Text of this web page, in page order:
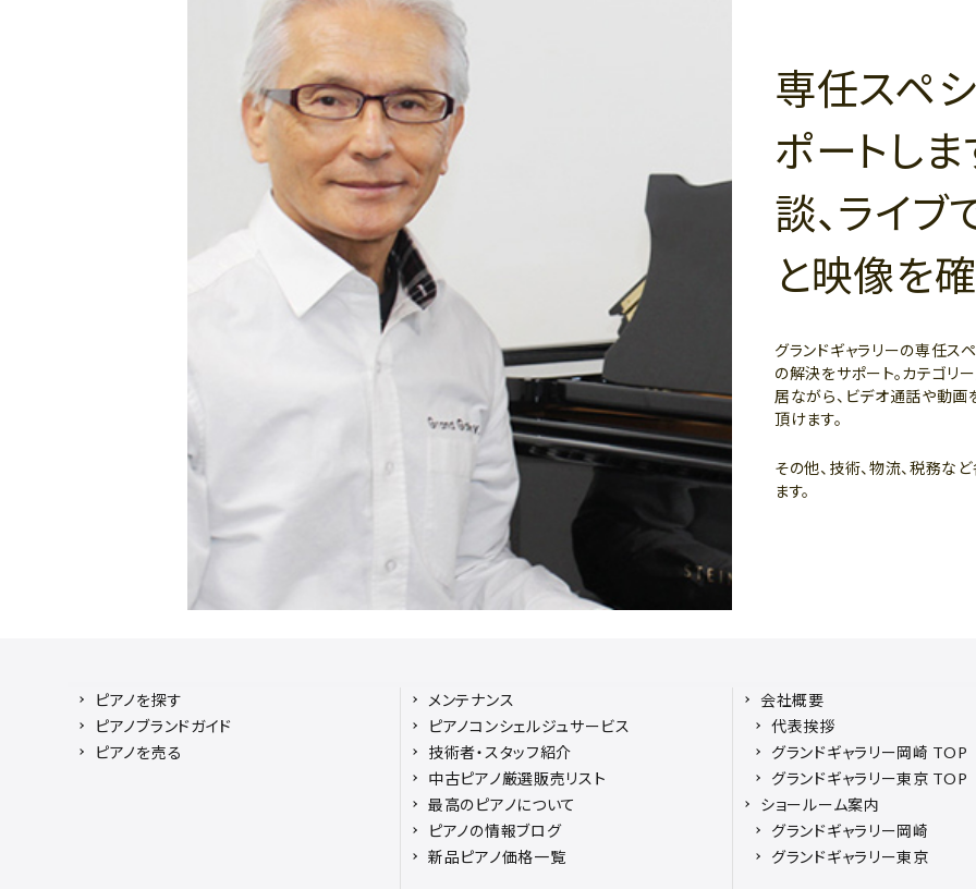
専任スペ
ポートしま
談、ライブ
と映像を
グランドギャラリーの専任ス
の解決をサポート。カテゴリ
居ながら、ビデオ通話や動画
頂けます。
その他、技術、物流、税務な
ます。
ピアノを探す
ピアノブランドガイド
ピアノを売る
メンテナンス
ピアノコンシェルジュサービス
技術者・スタッフ紹介
中古ピアノ厳選販売リスト
最高のピアノについて
ピアノの情報ブログ
新品ピアノ価格一覧
会社概要
代表挨拶
グランドギャラリー岡崎 TOP
グランドギャラリー東京 TOP
ショールーム案内
グランドギャラリー岡崎
グランドギャラリー東京